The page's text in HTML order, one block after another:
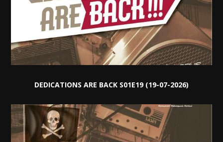
DEDICATIONS ARE BACK S01E19 (19-07-2026)